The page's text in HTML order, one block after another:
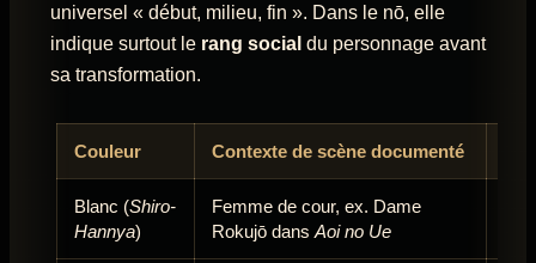
universel « début, milieu, fin ». Dans le nō, elle
indique surtout le rang social du personnage avant
sa transformation.
Couleur Contexte de scène documenté
Blanc (Shiro-
Hannya)
Femme de cour, ex. Dame
Rokujō dans Aoi no Ue